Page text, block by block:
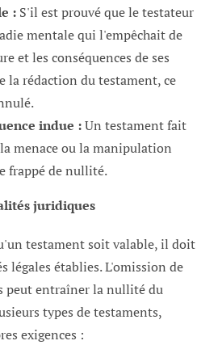
: S'il est prouvé que le testateur
mentale qui l'empêchait de
et les conséquences de ses
la rédaction du testament, ce
indue :Un testament fait
menace ou la manipulation
frappé de nullité.
juridiques
testament soit valable, il doit
légales établies. L'omission de
peut entraîner la nullité du
types de testaments,
exigences :